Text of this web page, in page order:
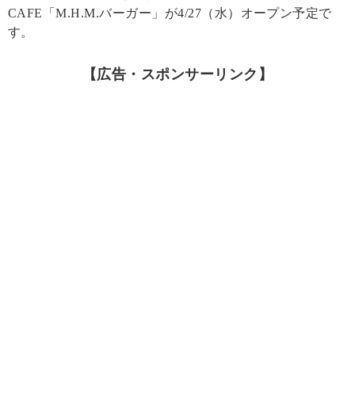
CAFE「M.H.M.バーガー」が4/27（水）オープン予定で
す。
【広告・スポンサーリンク】